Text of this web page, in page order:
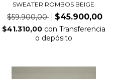
SWEATER ROMBOS BEIGE
$59.900,00 $45.900,00
$41.310,00 con Transferencia
o depósito